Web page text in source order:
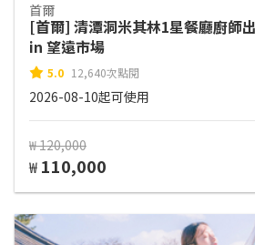
首爾
[首爾] 清潭洞米其林1星餐廳廚師
in 望遠市場
5.0 12,640次點閱
2026-08-10起可使用
₩ 120,000
₩ 110,000